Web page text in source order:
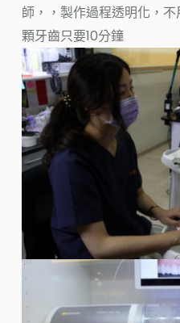
師，，製作過程透明化，
顆牙齒只要10分鐘